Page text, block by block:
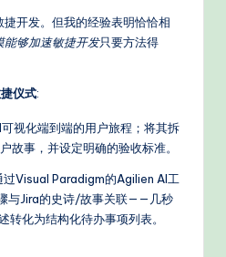
开发。但我的经验表明恰恰相
能够加速敏捷开发只要方法得
仪式:
可视化端到端的用户旅程；将其拆
故事，并设定明确的验收标准。
过Visual Paradigm的Agilien AI工
与Jira的史诗/故事关联——几秒
转化为结构化待办事项列表。